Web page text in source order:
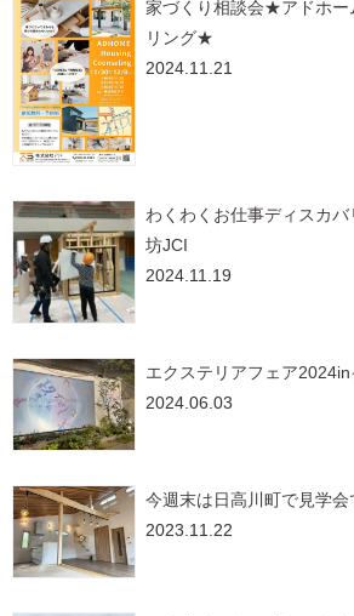
家づくり相談会★アドホー
リング★
2024.11.21
わくわくお仕事ディスカ
坊JCI
2024.11.19
エクステリアフェア
2024.06.03
今週末は日高川町で見学会
2023.11.22